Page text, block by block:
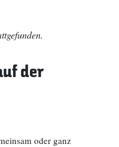
der
oder ganz